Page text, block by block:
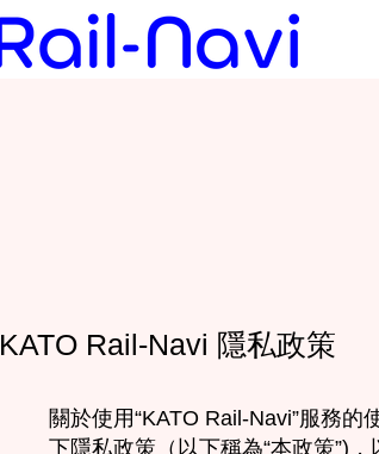
KATO Rail-Navi 隱私政策
關於使用“KATO Rail-Navi”服務
下隱私政策（以下稱為“本政策”)